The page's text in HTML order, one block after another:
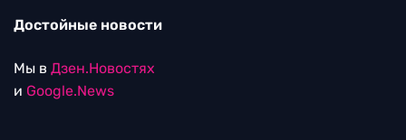
Достойные новости
Мы в Дзен.Новостях
и Google.News